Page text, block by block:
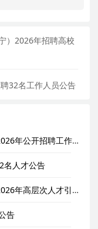
）2026年招聘高校
32名工作人员公告
中能建博创绿色燃料（沈阳）有限公司2026年公开招聘工作人员公告
名人才公告
中国电子科技集团公司第四十七研究所2026年高层次人才引进与社会人才招聘公告
告